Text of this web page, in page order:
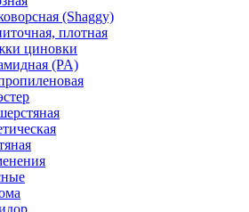
(Shaggy)
плотная
циновки
(PA)